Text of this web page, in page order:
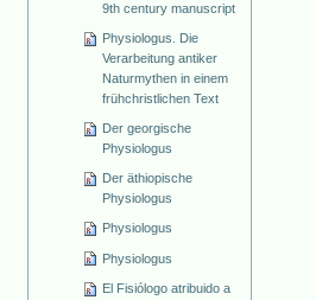
9th century manuscript
Physiologus. Die
Verarbeitung antiker
Naturmythen in einem
frühchristlichen Text
Der georgische
Physiologus
Der äthiopische
Physiologus
Physiologus
Physiologus
El Fisiólogo atribuido a